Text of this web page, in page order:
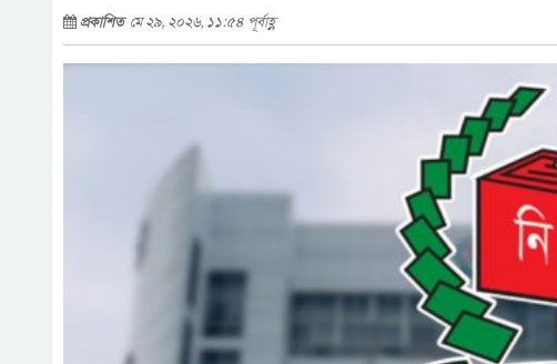
প্রকাশিত মে ২৯, ২০২৬, ১১:৫৪ পূর্বাহ্ণ